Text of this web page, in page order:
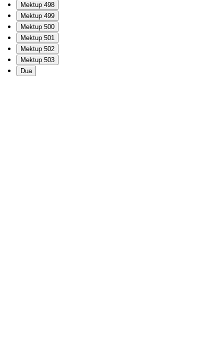
Mektup 498
Mektup 499
Mektup 500
Mektup 501
Mektup 502
Mektup 503
Dua